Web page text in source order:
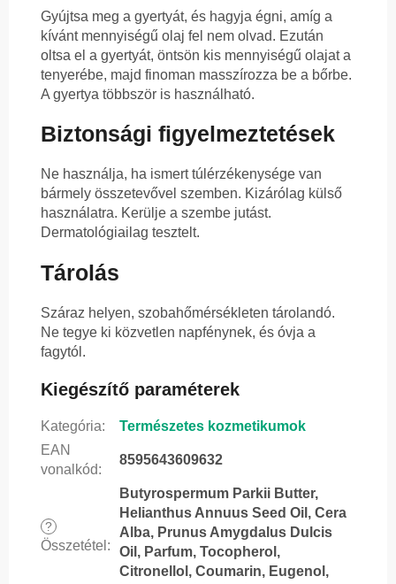
Gyújtsa meg a gyertyát, és hagyja égni, amíg a
kívánt mennyiségű olaj fel nem olvad. Ezután
oltsa el a gyertyát, öntsön kis mennyiségű olajat a
tenyerébe, majd finoman masszírozza be a bőrbe.
A gyertya többször is használható.
Biztonsági figyelmeztetések
Ne használja, ha ismert túlérzékenysége van
bármely összetevővel szemben. Kizárólag külső
használatra. Kerülje a szembe jutást.
Dermatológiailag tesztelt.
Tárolás
Száraz helyen, szobahőmérsékleten tárolandó.
Ne tegye ki közvetlen napfénynek, és óvja a
fagytól.
Kiegészítő paraméterek
Kategória:
Természetes kozmetikumok
EAN
vonalkód:
8595643609632
?
Összetétel :
Butyrospermum Parkii Butter,
Helianthus Annuus Seed Oil, Cera
Alba, Prunus Amygdalus Dulcis
Oil, Parfum, Tocopherol,
Citronellol, Coumarin, Eugenol,